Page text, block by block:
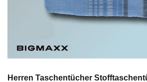
Herren Taschentücher